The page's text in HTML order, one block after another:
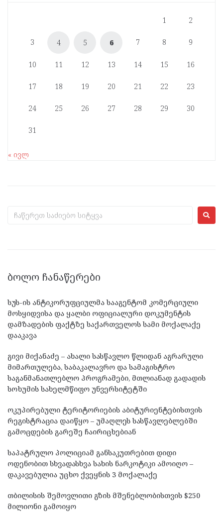
1 2
3 4 5 6 7 8 9
10 11 12 13 14 15 16
17 18 19 20 21 22 23
24 25 26 27 28 29 30
31
« ივლ
ᲑᲝᲚᲝ ᲩᲐᲜᲐᲬᲔᲠᲔᲑᲘ
სუს-ის ანტიკორუფციულმა სააგენტომ კომერციული
მოსყიდვისა და ყალბი ოფიციალური დოკუმენტის
დამზადების ფაქტზე საქართველოს სამი მოქალაქე
დააკავა
გივი მიქანაძე – ახალი სასწავლო წლიდან აგრარული
მიმართულება, საბაკალავრო და სამაგისტრო
საგანმანათლებლო პროგრამები, მთლიანად გადადის
სოხუმის სახელმწიფო უნვერსიტეტში
ოკუპირებული ტერიტორიების აბიტურიენტებისთვის
რეგისტრაცია დაიწყო – უმაღლეს სასწავლებლებში
გამოცდების გარეშე ჩაირიცხებიან
საპატრულო პოლიციამ განსაკუთრებით დიდი
ოდენობით სხვადასხვა სახის ნარკოტიკი ამოიღო –
დაკავებულია უცხო ქვეყნის 3 მოქალაქე
თბილისის შემოვლითი გზის მშენებლობისთვის $250
მილიონი გამოიყო